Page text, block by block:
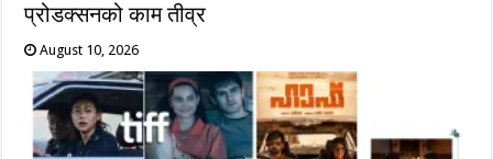
प्रोडक्सनको काम तीव्र
August 10, 2026